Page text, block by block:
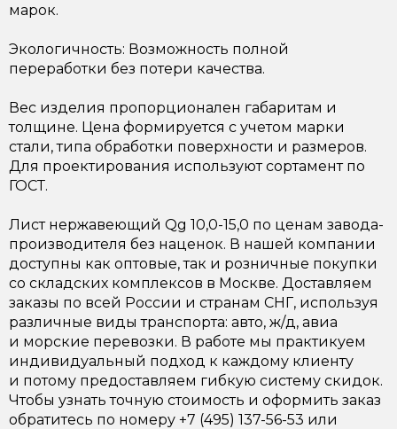
марок.
Экологичность: Возможность полной
переработки без потери качества.
Вес изделия пропорционален габаритам и
толщине. Цена формируется с учетом марки
стали, типа обработки поверхности и размеров.
Для проектирования используют сортамент по
ГОСТ.
Лист нержавеющий Qg 10,0-15,0 по ценам завода-
производителя без наценок. В нашей компании
доступны как оптовые, так и розничные покупки
со складских комплексов в Москве. Доставляем
заказы по всей России и странам СНГ, используя
различные виды транспорта: авто, ж/д, авиа
и морские перевозки. В работе мы практикуем
индивидуальный подход к каждому клиенту
и потому предоставляем гибкую систему скидок.
Чтобы узнать точную стоимость и оформить заказ
обратитесь по номеру +7 (495) 137-56-53 или